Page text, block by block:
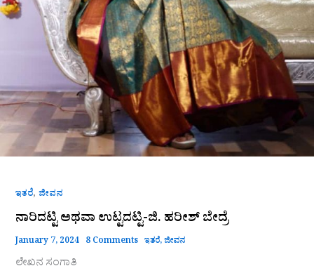
ಇತರೆ, ಜೀವನ
ನಾರಿದಟ್ಟಿ ಅಥವಾ ಉಟ್ಟದಟ್ಟಿ-ಜಿ. ಹರೀಶ್ ಬೇದ್ರೆ
January 7, 2024 8 Comments ಇತರೆ,ಜೀವನ
ಲೇಖನ ಸಂಗಾತಿ